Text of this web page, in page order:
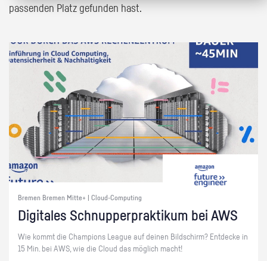
passenden Platz gefunden hast.
Bremen Bremen Mitte+ | Cloud-Computing
Di­gi­ta­les Schnup­per­prak­ti­kum bei AWS
Wie kommt die Cham­pi­ons Le­ague auf dei­nen Bild­schirm? Ent­de­cke in
15 Min. bei AWS, wie die Cloud das mög­lich macht!